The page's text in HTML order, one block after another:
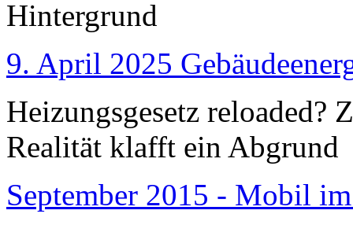
Hintergrund
9. April 2025
Heizungsgesetz reloaded?
Realität klafft ein Abgrund
September 2015 - Mobil